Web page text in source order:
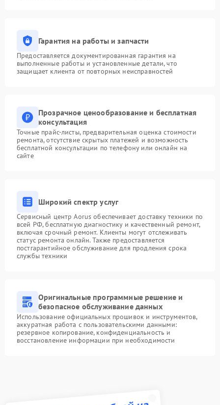
Гарантия на работы и запчасти
Предоставляется документированная гарантия на
выполненные работы и установленные детали, что
защищает клиента от повторных неисправностей
Прозрачное ценообразование и бесплатная
консультация
Точные прайс-листы, предварительная оценка стоимости
ремонта, отсутствие скрытых платежей и возможность
бесплатной консультации по телефону или онлайн на
сайте
Широкий спектр услуг
Сервисный центр Aorus обеспечивает доставку техники по
всей РФ, бесплатную диагностику и качественный ремонт,
включая срочный ремонт. Клиенты могут отслеживать
статус ремонта онлайн. Также предоставляется
постгарантийное обслуживание для продления срока
службы техники
Оригинальные программные решение и
безопасное обслуживание данных
Использование официальных прошивок и инструментов,
аккуратная работа с пользовательскими данными:
резервное копирование, конфиденциальность и
восстановление информации при необходимости